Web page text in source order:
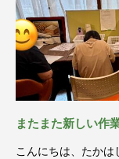
またまた新しい作
こんにちは、たか